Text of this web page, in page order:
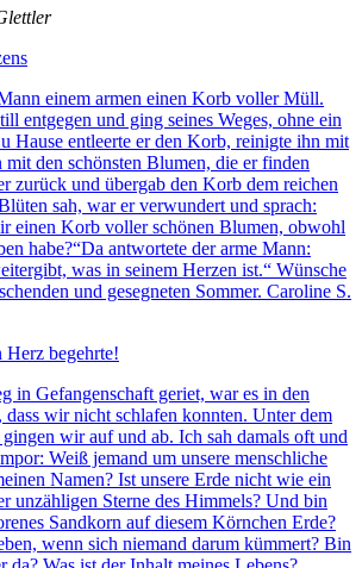
einem armen einen Korb voller Müll.
entgegen und ging seines Weges, ohne ein
Hause entleerte er den Korb, reinigte ihn mit
den schönsten Blumen, die er finden
zurück und übergab den Korb dem reichen
sah, war er verwundert und sprach:
einen Korb voller schönen Blumen, obwohl
habe?“Da antwortete der arme Mann:
was in seinem Herzen ist.“ Wünsche
und gesegneten Sommer. Caroline S.
Herz begehrte!
in Gefangenschaft geriet, war es in den
dass wir nicht schlafen konnten. Unter dem
wir auf und ab. Ich sah damals oft und
Weiß jemand um unsere menschliche
Namen? Ist unsere Erde nicht wie ein
unzähligen Sterne des Himmels? Und bin
Sandkorn auf diesem Körnchen Erde?
wenn sich niemand darum kümmert? Bin